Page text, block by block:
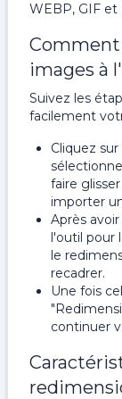
WEBP, GIF et
images à
Suivez les
facilement
Cliquez
faire
importer
Après
l'outil pour
le
recadrer.
Une fois
continuer